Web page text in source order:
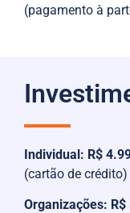
(pagamento à
Individual: R$
(cartão de crédito)
Organizações: